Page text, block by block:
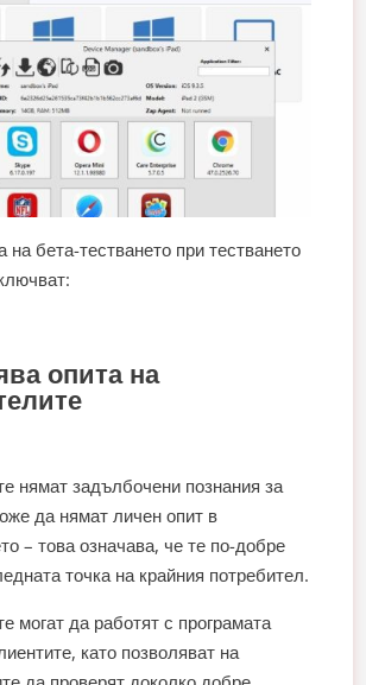
на бета-тестването при тестването
опита на
нямат задълбочени познания за
да нямат личен опит в
– това означава, че те по-добре
точка на крайния потребител.
могат да работят с програмата
като позволяват на